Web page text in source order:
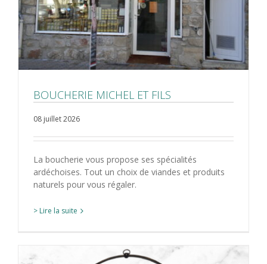
BOUCHERIE MICHEL ET FILS
08 juillet 2026
La boucherie vous propose ses spécialités
ardéchoises. Tout un choix de viandes et produits
naturels pour vous régaler.
> Lire la suite